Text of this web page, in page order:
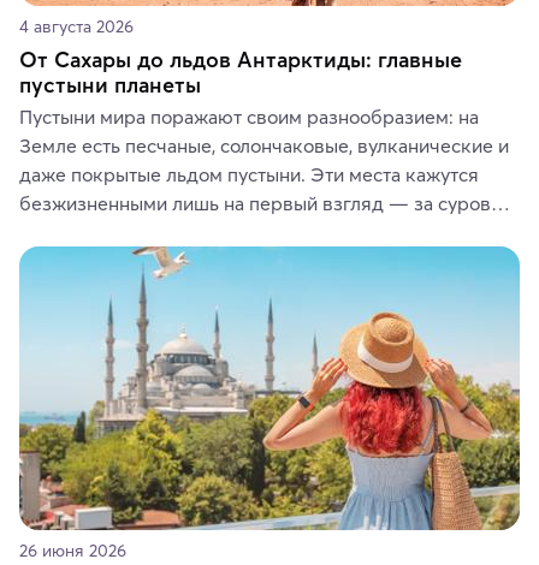
4 августа 2026
От Сахары до льдов Антарктиды: главные
пустыни планеты
Пустыни мира поражают своим разнообразием: на
Земле есть песчаные, солончаковые, вулканические и
даже покрытые льдом пустыни. Эти места кажутся
безжизненными лишь на первый взгляд — за суровой
животные и маршруты, которые дарят одни из самых
ярких впечатлений от путешествий.
26 июня 2026